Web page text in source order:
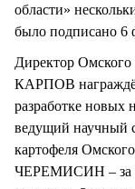
области»
было подписано 6
Директор
КАРПОВ
разработке новых
ведущий научный
картофеля
ЧЕРЕМИСИН – за